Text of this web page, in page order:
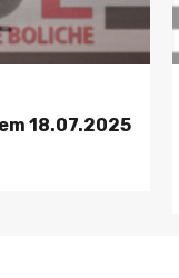
18.07.2025